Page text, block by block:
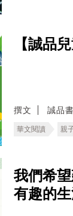
【誠品
撰文 誠品
華文閱讀 親
我們希
有趣的